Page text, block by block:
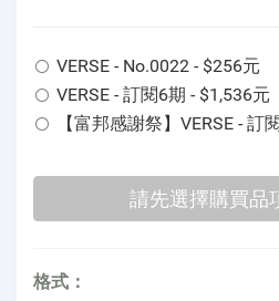
VERSE - No.0022 - $256元
VERSE - 訂閱6期 - $1,536元
【富邦感謝祭】VERSE - 訂
格式：